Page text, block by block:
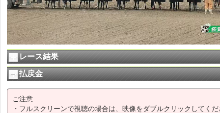
Video
レース結果
払戻金
ご注意
・フルスクリーンで視聴の場合は、映像をダブルクリックしてく